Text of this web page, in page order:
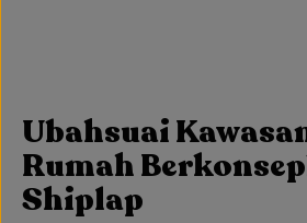
Ubahsuai
Rumah
Shiplap